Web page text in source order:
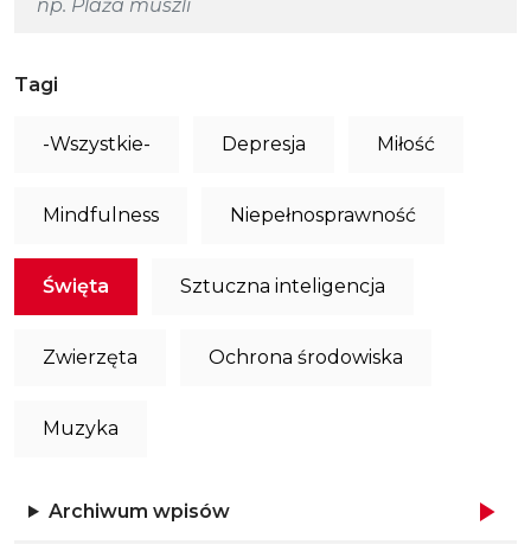
Tagi
-Wszystkie- Depresja Miłość
Mindfulness Niepełnosprawność
Święta Sztuczna inteligencja
Zwierzęta Ochrona środowiska
Muzyka
Archiwum wpisów